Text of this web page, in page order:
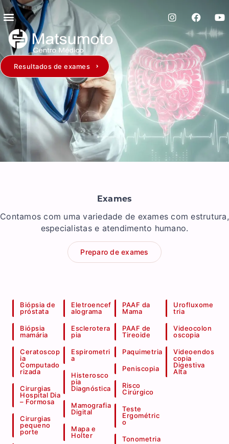
Resultados de exames
Exames
Contamos com uma variedade de exames com estrutura,
especialistas e atendimento humano.
Preparo de exames
Biópsia de
próstata
Biópsia
mamária
Ceratoscop
ia
Computado
rizada
Cirurgias
Hospital Dia
– Formosa
Cirurgias
pequeno
porte
Eletroencef
alograma
Esclerotera
pia
Espirometri
a
Histerosco
pia
Diagnóstica
Mamografia
Digital
Mapa e
Holter
PAAF da
Mama
PAAF de
Tireoide
Paquimetria
Peniscopia
Risco
Cirúrgico
Teste
Ergométric
o
Tonometria
Urofluxome
tria
Videocolon
oscopia
Videoendos
copia
Digestiva
Alta